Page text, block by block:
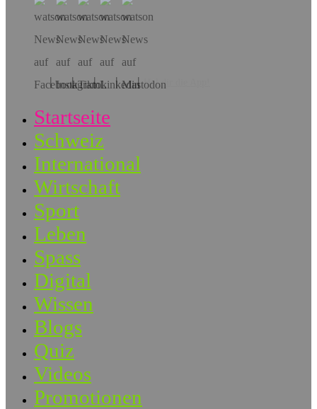
Hol dir die App!
Startseite
Schweiz
International
Wirtschaft
Sport
Leben
Spass
Digital
Wissen
Blogs
Quiz
Videos
Promotionen